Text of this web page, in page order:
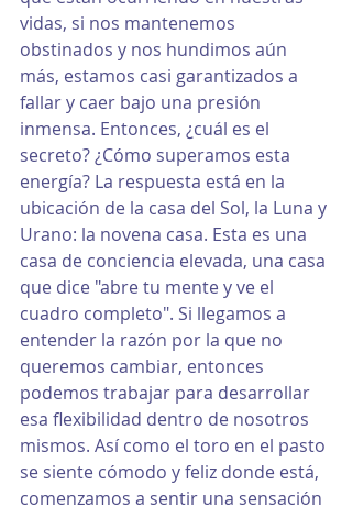
vidas, si nos mantenemos
obstinados y nos hundimos aún
más, estamos casi garantizados a
fallar y caer bajo una presión
inmensa. Entonces, ¿cuál es el
secreto? ¿Cómo superamos esta
energía? La respuesta está en la
ubicación de la casa del Sol, la Luna y
Urano: la novena casa. Esta es una
casa de conciencia elevada, una casa
que dice "abre tu mente y ve el
cuadro completo". Si llegamos a
entender la razón por la que no
queremos cambiar, entonces
podemos trabajar para desarrollar
esa flexibilidad dentro de nosotros
mismos. Así como el toro en el pasto
se siente cómodo y feliz donde está,
comenzamos a sentir una sensación